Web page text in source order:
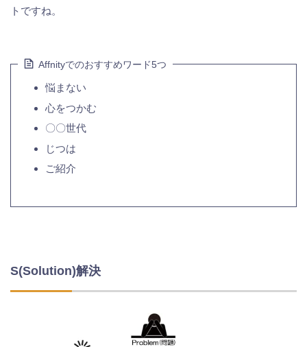
トですね。
Affnityでのおすすめワード5つ
悩まない
心をつかむ
〇〇世代
じつは
ご紹介
S(Solution)解決